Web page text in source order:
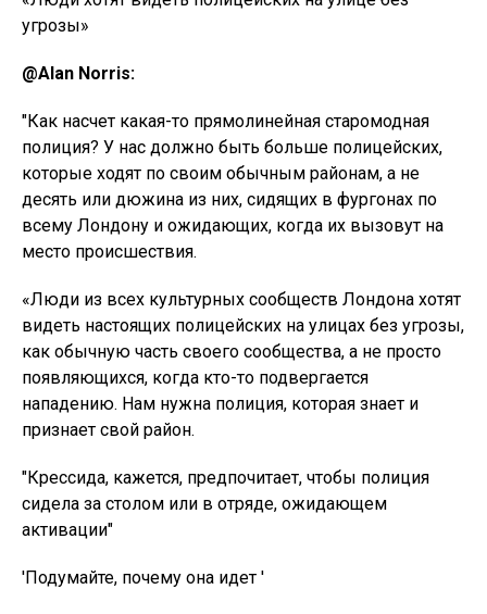
угрозы»
@Alan Norris:
"Как насчет какая-то прямолинейная старомодная
полиция? У нас должно быть больше полицейских,
которые ходят по своим обычным районам, а не
десять или дюжина из них, сидящих в фургонах по
всему Лондону и ожидающих, когда их вызовут на
место происшествия.
«Люди из всех культурных сообществ Лондона хотят
видеть настоящих полицейских на улицах без угрозы,
как обычную часть своего сообщества, а не просто
появляющихся, когда кто-то подвергается
нападению. Нам нужна полиция, которая знает и
признает свой район.
"Крессида, кажется, предпочитает, чтобы полиция
сидела за столом или в отряде, ожидающем
активации"
'Подумайте, почему она идет '